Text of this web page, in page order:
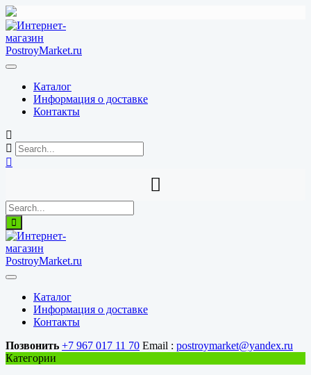
Перейти
к
содержимому
Каталог
Информация о доставке
Контакты
Каталог
Информация о доставке
Контакты
Позвонить +7 967 017 11 70 Email : postroymarket@yandex.ru
Категории